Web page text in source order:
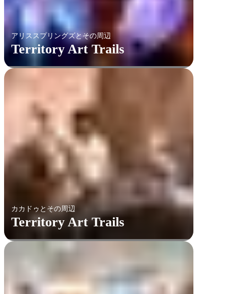
アリススプリングズとその周辺
Territory Art Trails
カカドゥとその周辺
Territory Art Trails